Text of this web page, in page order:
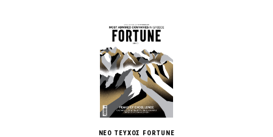
ΝΕΟ ΤΕΥΧΟΣ FORTUNE